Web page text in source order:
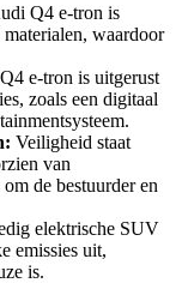
Q4 e-tron is
waardoor
e-tron is uitgerust
zoals een digitaal
Veiligheid staat
van
de bestuurder en
elektrische SUV
emissies uit,
is.